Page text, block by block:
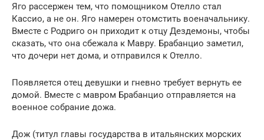
Яго рассержен тем, что помощником Отелло стал
Кассио, а не он. Яго намерен отомстить военачальнику.
Вместе с Родриго он приходит к отцу Дездемоны, чтобы
сказать, что она сбежала к Мавру. Брабанцио заметил,
что дочери нет дома, и отправился к Отелло.
Появляется отец девушки и гневно требует вернуть ее
домой. Вместе с мавром Брабанцио отправляется на
военное собрание дожа.
Дож (титул главы государства в итальянских морских